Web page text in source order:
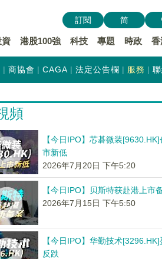
資 港股100強 科技 專題 時政 香
訂閱 简
商協會 CAGA 法定公告欄 服務
頻
【今日IPO】芯碁微装[9630.HK]
市新低
2026年7月20日 下午5:20
【今日IPO】贝斯特获赴港上市
2026年7月15日 下午5:50
【今日IPO】华勤技术[3296.HK]
反跌